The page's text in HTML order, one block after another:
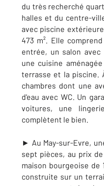
du très recherché
halles et du centre-
avec piscine
473 m². Elle
entrée, un salon
une cuisine
terrasse et la piscine.
chambres dont une
d'eau avec WC. Un
voitures, une
complètent le bien.
► Au May-sur-Evre,
sept pièces, au prix
maison bourgeoise de
construite sur un